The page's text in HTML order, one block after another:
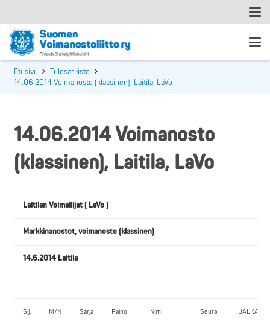
Etusivu
Tulosarkisto
14.06.2014 Voimanosto (klassinen), Laitila, LaVo
14.06.2014 Voimanosto
(klassinen), Laitila, LaVo
Laitilan Voimailijat ( LaVo )
Markkinanostot, voimanosto (klassinen)
14.6.2014 Laitila
Sij. M/N Sarja Paino Nimi Seura